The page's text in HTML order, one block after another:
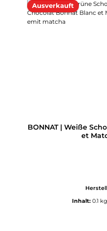
Ausverkauft
BONNAT | Weiße
et
Inhalt: 0.1 kg